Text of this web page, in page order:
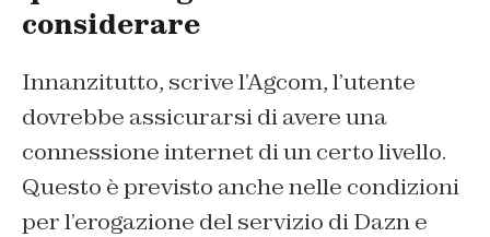
considerare
Innanzitutto, scrive l’Agcom, l’utente
dovrebbe assicurarsi di avere una
connessione internet di un certo livello.
Questo è previsto anche nelle condizioni
per l’erogazione del servizio di Dazn e